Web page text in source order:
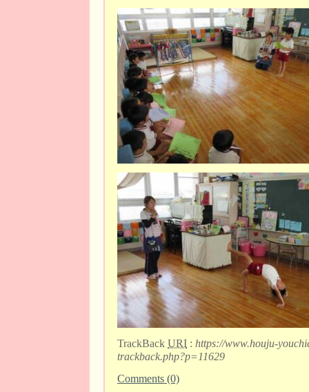
TrackBack URI : https://www.houju-
trackback.php?p=11629
Comments (0)